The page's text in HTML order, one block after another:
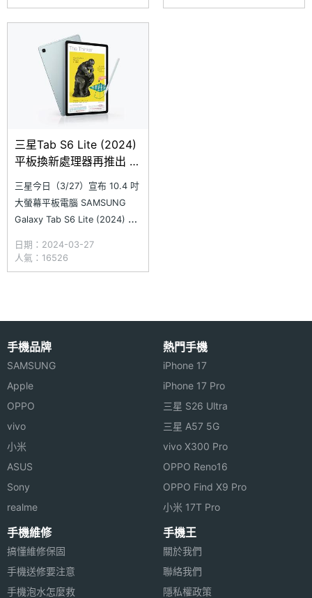
筆，同時還改用自家的 Exynos
1280 處理器，強調擁有更強的
CPU、GPU 性能體驗。隨
moto g34、vivo Y100 5G 及
三星Tab S6 Lite (2024)
平板換新處理器再推出 4
三星今日（3/27）宣布 10.4 吋
大螢幕平板電腦 SAMSUNG
Galaxy Tab S6 Lite (2024) 即
的 SAMSUNG Galaxy Tab S6
Lite (2024)，這次處理器換成
日期：2024-03-27
人氣：16526
手機品牌
SAMSUNG
Apple
OPPO
vivo
小米
ASUS
Sony
realme
熱門手機
iPhone 17
iPhone 17 Pro
三星 S26 Ultra
三星 A57 5G
vivo X300 Pro
OPPO Reno16
OPPO Find X9 Pro
小米 17T Pro
手機維修
搞懂維修保固
手機送修要注意
手機泡水怎麼救
手機王
關於我們
聯絡我們
隱私權政策